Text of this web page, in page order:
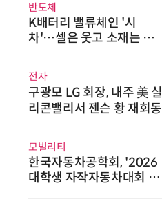
반도체
K배터리 밸류체인 '시
차'…셀은 웃고 소재는 아
전자
구광모 LG 회장, 내주 美 실
리콘밸리서 젠슨 황 재회동
모빌리티
한국자동차공학회, '2026
대학생 자작자동차대회 포